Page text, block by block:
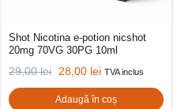
Shot Nicotina e-potion nicshot
20mg 70VG 30PG 10ml
29,00lei 28,00 lei TVA inclus
Adaugă în coș